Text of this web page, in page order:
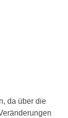
da über die